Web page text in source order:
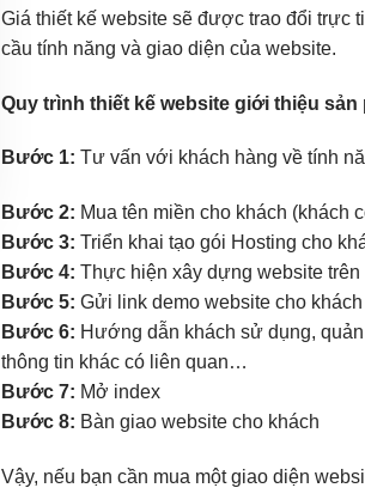
Giá thiết kế website sẽ được trao đổi trực
cầu tính năng và giao diện của website.
Quy trình thiết kế website giới thiệu
Bước 1: Tư vấn với khách hàng về tính
Bước 2: Mua tên miền cho khách (khách
Bước 3: Triển khai tạo gói Hosting cho
Bước 4: Thực hiện xây dựng website
Bước 5: Gửi link demo website cho
Bước 6: Hướng dẫn khách sử dụng,
thông tin khác có liên quan…
Bước 7: Mở index
Bước 8: Bàn giao website cho khách
Vậy, nếu bạn cần mua một giao diện